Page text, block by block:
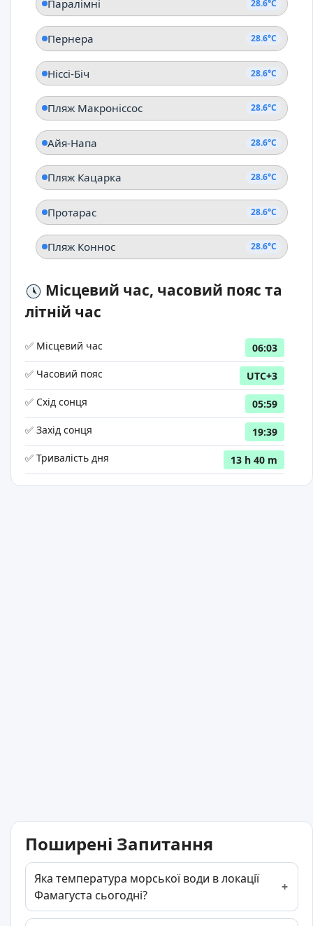
Паралімні 28.6°C
Пернера 28.6°C
Ніссі-Біч 28.6°C
Пляж Макроніссос 28.6°C
Айя-Напа 28.6°C
Пляж Кацарка 28.6°C
Протарас 28.6°C
Пляж Коннос 28.6°C
Місцевий час, часовий пояс та
літній час
✅ Місцевий час
06:03
✅ Часовий пояс
UTC+3
✅ Схід сонця
05:59
✅ Захід сонця
19:39
✅ Тривалість дня
13 h 40 m
Поширені Запитання
Яка температура морської води в локації
Фамагуста сьогодні?